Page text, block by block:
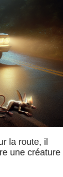
la route, il
une créature